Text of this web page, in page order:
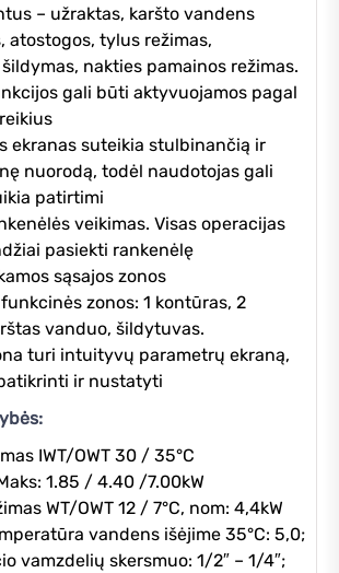
– užraktas, karšto vandens
atostogos, tylus režimas,
nakties pamainos režimas.
gali būti aktyvuojamos pagal
ekranas suteikia stulbinančią ir
nuorodą, todėl naudotojas gali
patirtimi
veikimas. Visas operacijas
pasiekti rankenėlę
sąsajos zonos
zonos: 1 kontūras, 2
vanduo, šildytuvas.
turi intuityvų parametrų ekraną,
ir nustatyti
IWT/OWT 30 / 35°C
1.85 / 4.40 /7.00kW
WT/OWT 12 / 7°C, nom: 4,4kW
vandens išėjime 35°C: 5,0;
vamzdelių skersmuo: 1/2″ – 1/4″;